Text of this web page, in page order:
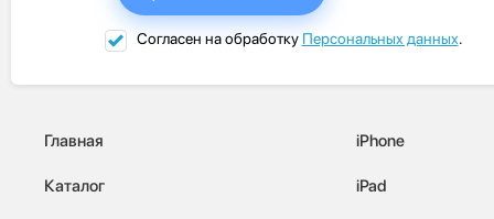
Согласен на обработку Персональных данных.
Главная
Каталог
iPhone
iPad